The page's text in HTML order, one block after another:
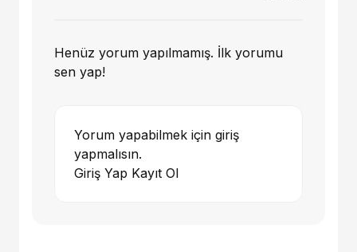
Henüz yorum yapılmamış. İlk yorumu
sen yap!
Yorum yapabilmek için giriş
yapmalısın.
Giriş Yap Kayıt Ol